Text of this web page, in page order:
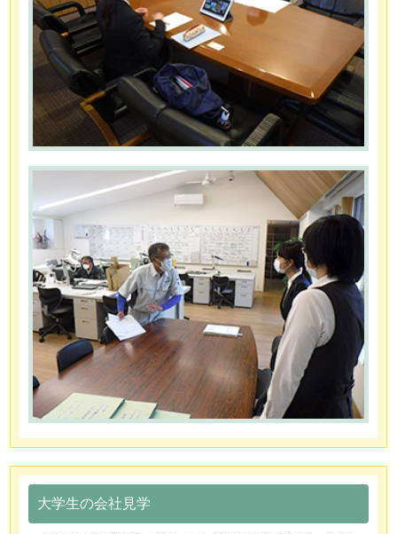
大学生の会社見学